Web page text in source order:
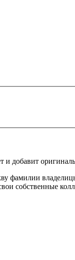
и добавит
фамилии
собственные